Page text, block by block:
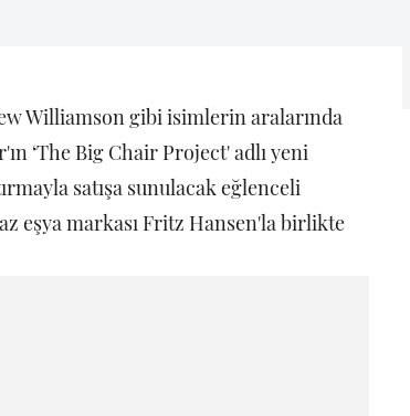
Williamson gibi isimlerin aralarında
‘The Big Chair Project' adlı yeni
satışa sunulacak eğlenceli
eşya markası Fritz Hansen'la birlikte